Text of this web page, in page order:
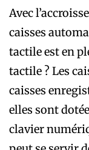
Avec
caisses
tactile est en
tactile ? Les
caisses
elles sont
clavier